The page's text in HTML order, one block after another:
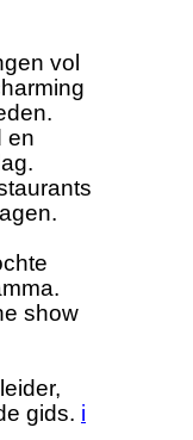
vol
en
show
gids. i